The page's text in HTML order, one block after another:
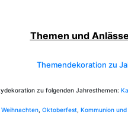
Themen und
Themendekoration zu
zu folgenden Jahresthemen:
Weihnachten, Oktoberfest, Kommunion